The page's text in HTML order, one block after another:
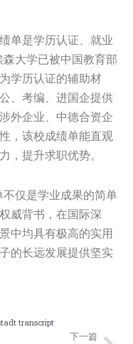
单是学历认证、就业
大学已被中国教育部
学历认证的辅助材
、考编、进国企提供
外企业、中德合资企
，该校成绩单能直观
，提升求职优势。
仅是学业成果的简单
威背书，在国际深
中均具有极高的实用
的长远发展提供坚实
transcript
下一篇